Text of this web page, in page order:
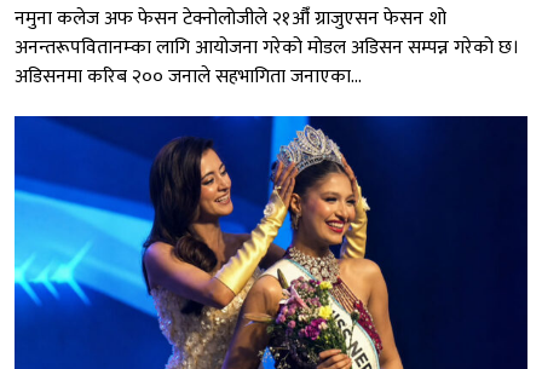
नमुना कलेज अफ फेसन टेक्नोलोजीले २१औँ ग्राजुएसन फेसन शो
अनन्तरूपवितानम्का लागि आयोजना गरेको मोडल अडिसन सम्पन्न गरेको छ।
अडिसनमा करिब २०० जनाले सहभागिता जनाएका...